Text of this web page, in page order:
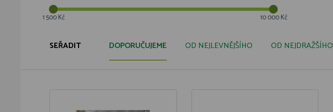
1 500 Kč 10 000 Kč
SEŘADIT DOPORUČUJEME OD NEJLEVNĚJŠÍHO OD NEJDRAŽŠÍHO